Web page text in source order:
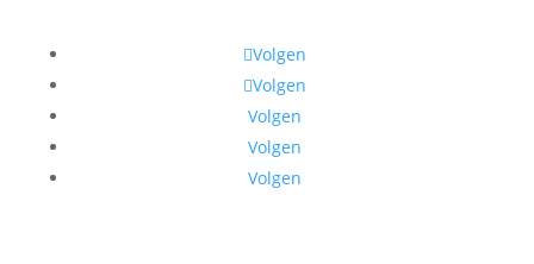
Volgen
Volgen
Volgen
Volgen
Volgen